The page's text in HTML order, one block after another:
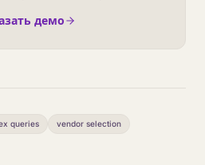
демо
queries vendor selection